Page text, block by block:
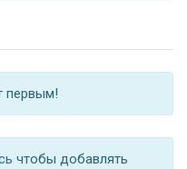
первым!
чтобы добавлять